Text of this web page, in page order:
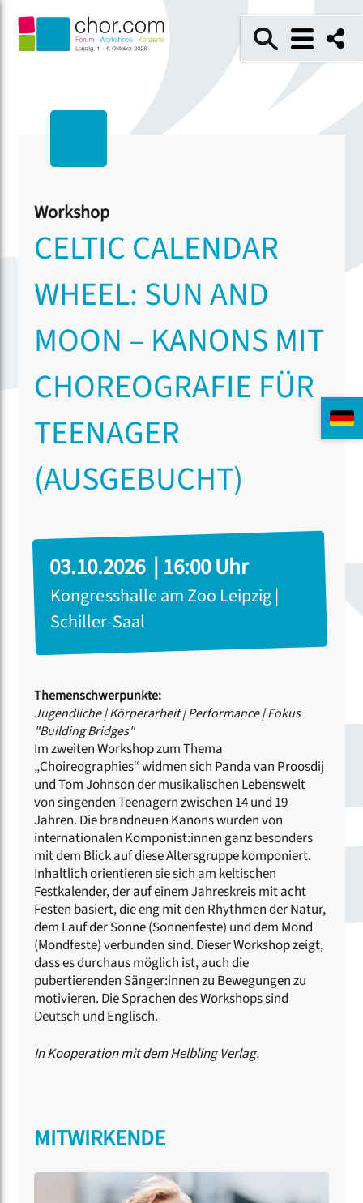
Workshop
CELTIC CALENDAR
WHEEL: SUN AND
MOON – KANONS MIT
CHOREOGRAFIE FÜR
TEENAGER
(AUSGEBUCHT)
03.10.2026 | 16:00 Uhr
Kongresshalle am Zoo Leipzig |
Schiller-Saal
Themenschwerpunkte:
Jugendliche|Körperarbeit|Performance|Fokus
"Building Bridges"
Im zweiten Workshop zum Thema
„Choireographies“ widmen sich Panda van Proosdij
und Tom Johnson der musikalischen Lebenswelt
von singenden Teenagern zwischen 14 und 19
Jahren. Die brandneuen Kanons wurden von
internationalen Komponist:innen ganz besonders
mit dem Blick auf diese Altersgruppe komponiert.
Inhaltlich orientieren sie sich am keltischen
Festkalender, der auf einem Jahreskreis mit acht
Festen basiert, die eng mit den Rhythmen der Natur,
dem Lauf der Sonne (Sonnenfeste) und dem Mond
(Mondfeste) verbunden sind. Dieser Workshop zeigt,
dass es durchaus möglich ist, auch die
pubertierenden Sänger:innen zu Bewegungen zu
motivieren. Die Sprachen des Workshops sind
Deutsch und Englisch.
In Kooperation mit dem Helbling Verlag.
MITWIRKENDE